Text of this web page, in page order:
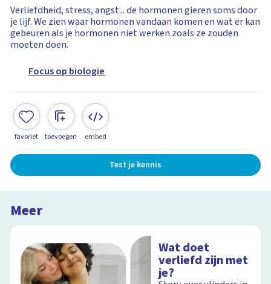
Verliefdheid, stress, angst... de hormonen gieren soms door
je lijf. We zien waar hormonen vandaan komen en wat er kan
gebeuren als je hormonen niet werken zoals ze zouden
moeten doen.
Focus op biologie
favoriet toevoegen embed
Test je kennis
Meer
Wat doet
verliefd zijn met
je?